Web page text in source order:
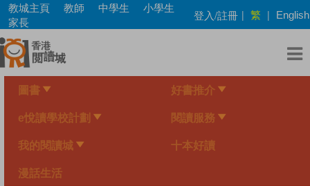
Skip
main
content
教城主頁 教師 中學生
小學生
家長
登入/註冊 | 繁 | English
圖書 好書推介
e悅讀學校計劃 閱讀服務
我的閱讀城 十本好讀
漫話生活